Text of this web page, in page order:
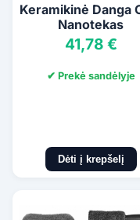
Keramikinė Danga
Nanotekas
41,78 €
✔ Prekė sandėlyje
Dėti į krepšelį